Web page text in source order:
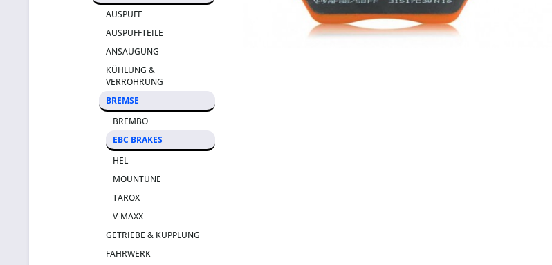
AUSPUFF
AUSPUFFTEILE
ANSAUGUNG
KÜHLUNG &
VERROHRUNG
BREMSE
BREMBO
EBC BRAKES
HEL
MOUNTUNE
TAROX
V-MAXX
GETRIEBE & KUPPLUNG
FAHRWERK